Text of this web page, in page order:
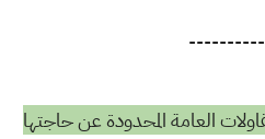
العامة المحدودة عن حاجتها